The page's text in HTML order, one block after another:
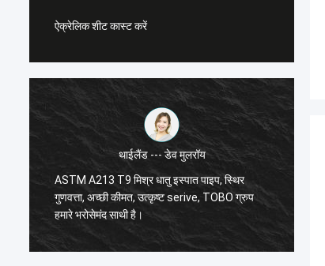
ऐक्रेलिक शीट कास्ट करें
संयुक्त राज्य अमेरिका --- अल्फारो
एएसटीएम A182 F55 सुपर डुप्लेक्स निकला हुआ किनारा,
अच्छी गुणवत्ता, हम इसे पसंद करते हैं! और समय में प्रसव
के समय भी, बहुत ही पेशेवर।